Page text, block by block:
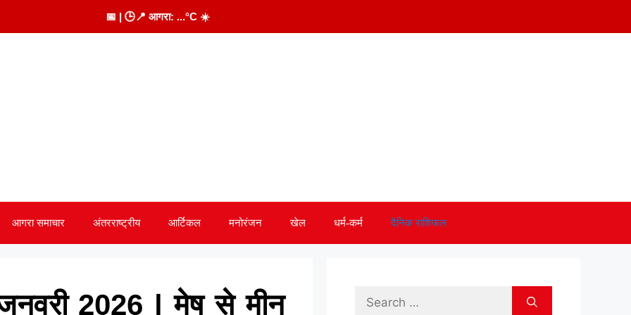
📅 | 🕒📍 आगरा: ...°C ☀️
आगरा समाचार अंतरराष्ट्रीय आर्टिकल मनोरंजन खेल धर्म-कर्म दैनिक राशिफल
2026 | मेष से मीन
Search